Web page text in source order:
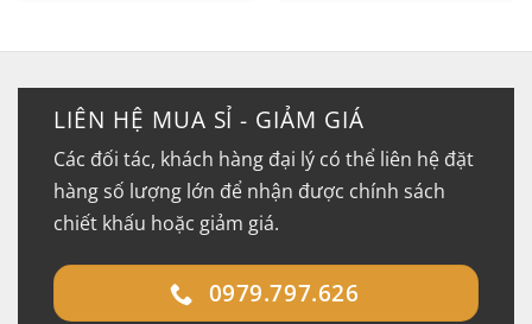
LIÊN HỆ MUA SỈ - GIẢM GIÁ
Các đối tác, khách hàng đại lý có thể liên hệ đặt
hàng số lượng lớn để nhận được chính sách
chiết khấu hoặc giảm giá.
0979.797.626